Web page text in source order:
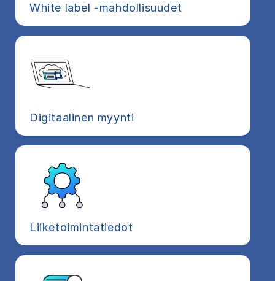
White label -mahdollisuudet
Digitaalinen myynti
Liiketoimintatiedot